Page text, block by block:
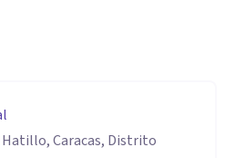
Hatillo, Caracas, Distrito